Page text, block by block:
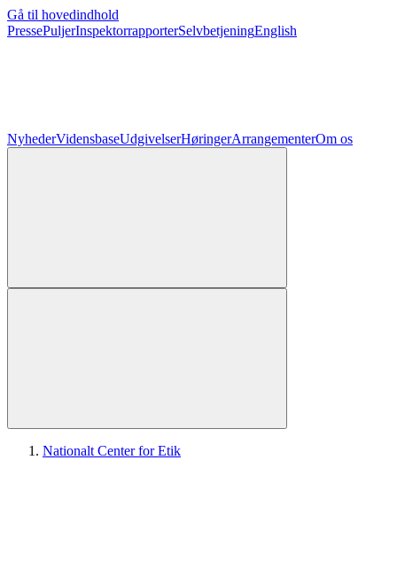
Gå til hovedindhold
PressePuljerInspektorrapporterSelvbetjeningEnglish
NyhederVidensbaseUdgivelserHøringerArrangementerOm os
Nationalt Center for Etik